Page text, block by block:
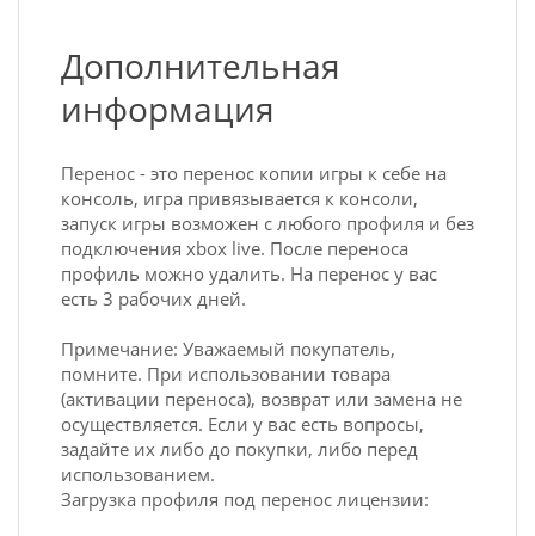
Дополнительная
информация
Перенос - это перенос копии игры к себе на
консоль, игра привязывается к консоли,
запуск игры возможен с любого профиля и без
подключения xbox live. После переноса
профиль можно удалить. На перенос у вас
есть 3 рабочих дней.
Примечание: Уважаемый покупатель,
помните. При использовании товара
(активации переноса), возврат или замена не
осуществляется. Если у вас есть вопросы,
задайте их либо до покупки, либо перед
использованием.
Загрузка профиля под перенос лицензии: